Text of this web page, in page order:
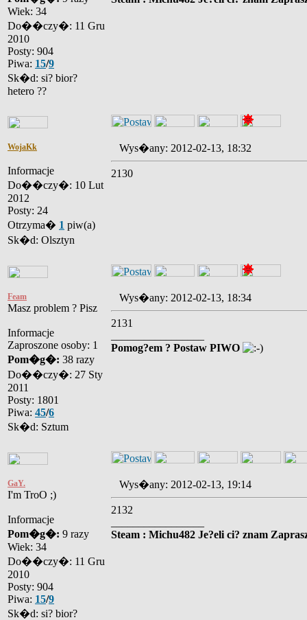
Wiek: 34
Do��czy�: 11 Gru
2010
Posty: 904
Piwa: 15/9
Sk�d: si? bior?
hetero ??
WojaKk
Informacje
Do��czy�: 10 Lut
2012
Posty: 24
Otrzyma� 1 piw(a)
Sk�d: Olsztyn
Wys�any: 2012-02-13, 18:32
2130
Feam
Masz problem ? Pisz
Informacje
Zaproszone osoby: 1
Pom�g�: 38 razy
Do��czy�: 27 Sty
2011
Posty: 1801
Piwa: 45/6
Sk�d: Sztum
Wys�any: 2012-02-13, 18:34
2131
Pomog?em ? Postaw PIWO
GaY.
I'm TroO ;)
Informacje
Pom�g�: 9 razy
Wiek: 34
Do��czy�: 11 Gru
2010
Posty: 904
Piwa: 15/9
Sk�d: si? bior?
Wys�any: 2012-02-13, 19:14
2132
Steam : Michu482 Je?eli ci? znam